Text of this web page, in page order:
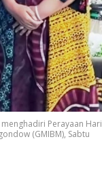
Perayaan Hari
(GMIBM), Sabtu